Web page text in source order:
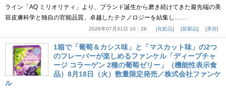
ライン「AQ ミリオリティ」より、ブランド誕生から磨き続けてきた最先端の美
容皮膚科学と独自の官能品質、卓越したテクノロジーを結集し……
2026年07月31日 10：26 化粧品 新製品 美容
1箱で「葡萄＆カシス味」と「マスカット味」の2つ
のフレーバーが楽しめるファンケル「ディープチャ
ージ コラーゲン 2種の葡萄ゼリー」（機能性表示食
品）8月18日（火）数量限定発売／株式会社ファンケ
ル